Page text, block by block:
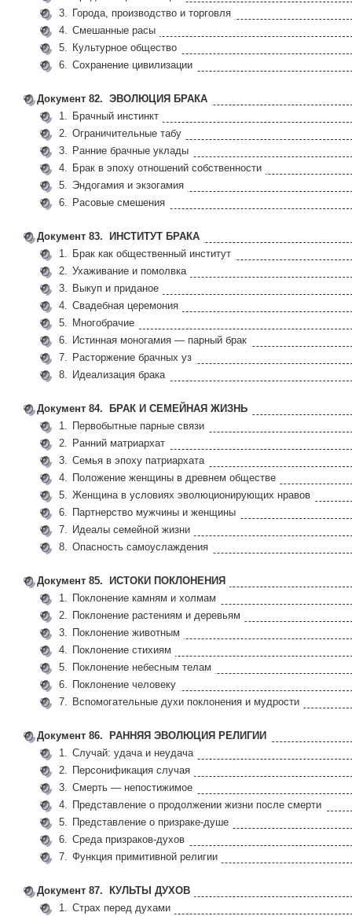
3. Города, производство и торговля
4. Смешанные расы
5. Культурное общество
6. Сохранение цивилизации
Документ 82. ЭВОЛЮЦИЯ БРАКА
1. Брачный инстинкт
2. Ограничительные табу
3. Ранние брачные уклады
4. Брак в эпоху отношений собственности
5. Эндогамия и экзогамия
6. Расовые смешения
Документ 83. ИНСТИТУТ БРАКА
1. Брак как общественный институт
2. Ухаживание и помолвка
3. Выкуп и приданое
4. Свадебная церемония
5. Многобрачие
6. Истинная моногамия — парный брак
7. Расторжение брачных уз
8. Идеализация брака
Документ 84. БРАК И СЕМЕЙНАЯ ЖИЗНЬ
1. Первобытные парные связи
2. Ранний матриархат
3. Семья в эпоху патриархата
4. Положение женщины в древнем обществе
5. Женщина в условиях эволюционирующих нравов
6. Партнерство мужчины и женщины
7. Идеалы семейной жизни
8. Опасность самоуслаждения
Документ 85. ИСТОКИ ПОКЛОНЕНИЯ
1. Поклонение камням и холмам
2. Поклонение растениям и деревьям
3. Поклонение животным
4. Поклонение стихиям
5. Поклонение небесным телам
6. Поклонение человеку
7. Вспомогательные духи поклонения и мудрости
Документ 86. РАННЯЯ ЭВОЛЮЦИЯ РЕЛИГИИ
1. Случай: удача и неудача
2. Персонификация случая
3. Смерть — непостижимое
4. Представление о продолжении жизни после смерти
5. Представление о призраке-душе
6. Среда призраков-духов
7. Функция примитивной религии
Документ 87. КУЛЬТЫ ДУХОВ
1. Страх перед духами